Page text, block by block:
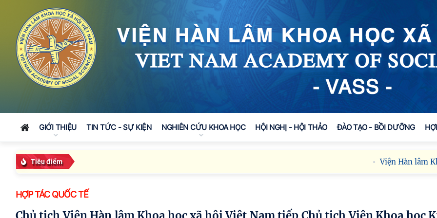
GIỚI THIỆU TIN TỨC - SỰ KIỆN NGHIÊN CỨU KHOA HỌC HỘI NGHỊ - HỘI THẢO ĐÀO TẠO - BỒI DƯỠNG
Tiêu điểm Viện Hàn lâm Khoa
HỢP TÁC QUỐC TẾ